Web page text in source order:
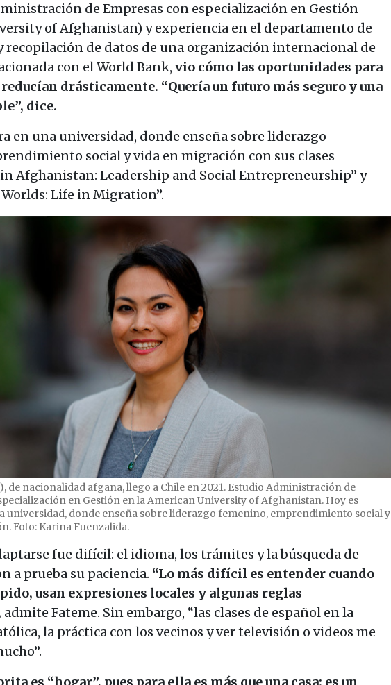
de Empresas con especialización en Gestión
of Afghanistan) y experiencia en el departamento de
recopilación de datos de una organización internacional de
con el World Bank, vio cómo las oportunidades para
drásticamente. “Quería un futuro más seguro y una
dice.
en una universidad, donde enseña sobre liderazgo
social y vida en migración con sus clases
in Afghanistan: Leadership and Social Entrepreneurship” y
Life in Migration”.
de nacionalidad afgana, llego a Chile en 2021. Estudio Administración de
en Gestión en la American University of Afghanistan. Hoy es
universidad, donde enseña sobre liderazgo femenino, emprendimiento social y
Foto: Karina Fuenzalida.
fue difícil: el idioma, los trámites y la búsqueda de
a prueba su paciencia. “Lo más difícil es entender cuando
usan expresiones locales y algunas reglas
admite Fateme. Sin embargo, “las clases de español en la
la práctica con los vecinos y ver televisión o videos me